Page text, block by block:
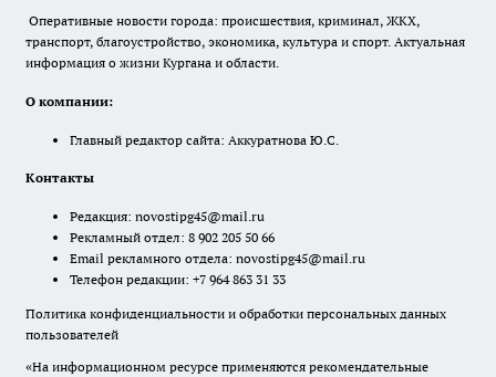
Оперативные новости города: происшествия, криминал, ЖКХ,
транспорт, благоустройство, экономика, культура и спорт. Актуальная
информация о жизни Кургана и области.
О компании:
Главный редактор сайта: Аккуратнова Ю.С.
Контакты
Редакция: novostipg45@mail.ru
Рекламный отдел: 8 902 205 50 66
Email рекламного отдела: novostipg45@mail.ru
Телефон редакции: +7 964 863 31 33
Политика конфиденциальности и обработки персональных данных
пользователей
«На информационном ресурсе применяются рекомендательные